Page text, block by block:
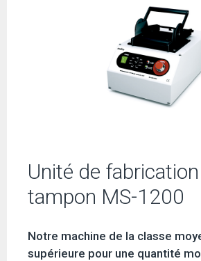
Unité de
tampon MS-1200
Notre machine de la classe
supérieure pour une quantité